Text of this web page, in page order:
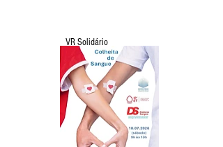
VR Solidário